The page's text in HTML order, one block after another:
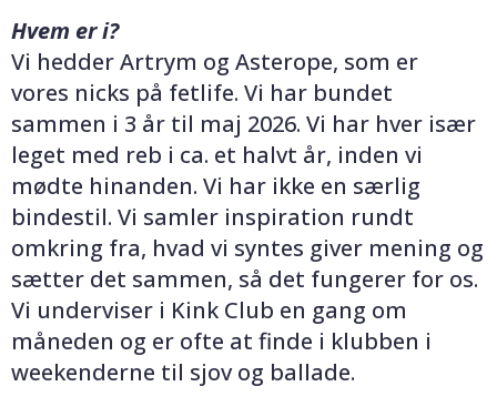
Hvem er i?
Vi hedder Artrym og Asterope, som er
vores nicks på fetlife. Vi har bundet
sammen i 3 år til maj 2026. Vi har hver især
leget med reb i ca. et halvt år, inden vi
mødte hinanden. Vi har ikke en særlig
bindestil. Vi samler inspiration rundt
omkring fra, hvad vi syntes giver mening og
sætter det sammen, så det fungerer for os.
Vi underviser i Kink Club en gang om
måneden og er ofte at finde i klubben i
weekenderne til sjov og ballade.